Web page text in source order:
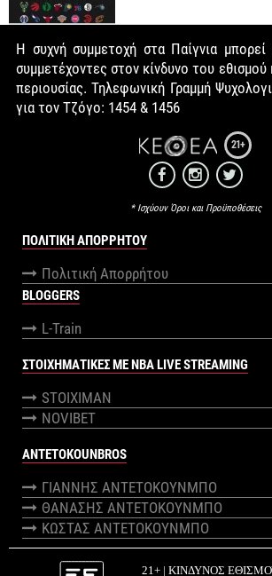
Η συχνή συμμετοχή στα Παίγνια μπορεί
συμμετέχοντες στον κίνδυνο του
περιουσίας. Τηλεφωνική Γραμμή
για τον Τζόγο: 1454 & 1456
21+
* Ισχύουν Όροι και Προϋποθέσεις
ΠΟΛΙΤΙΚΉ ΑΠΟΡΡΉΤΟΥ
Πολιτική Απορρήτου
BLOGGERS
L-Train
ΣΤΟΙΧΗΜΑΤΙΚΕΣ ΜΕ NBA LIVE STREAMING
STOIXIMAN
NOVIBET
ANTETOKOUNBROS
ΓΙΑΝΝΗΣ ΑΝΤΕΤΟΚΟΥΝΜΠΟ
ΘΑΝΑΣΗΣ ΑΝΤΕΤΟΚΟΥΝΜΠΟ
ΚΩΣΤΑΣ ΑΝΤΕΤΟΚΟΥΝΜΠΟ